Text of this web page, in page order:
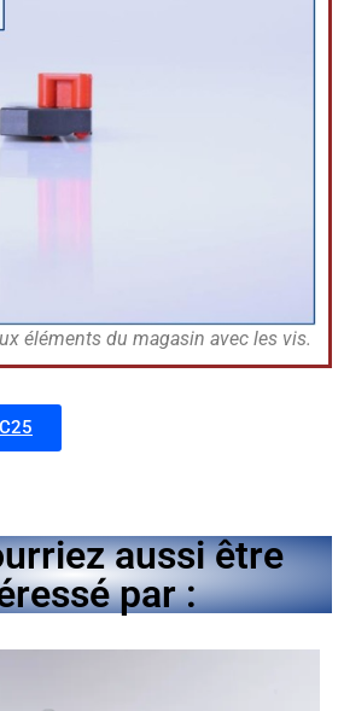
éléments du magasin avec les vis.
aussi être
par :